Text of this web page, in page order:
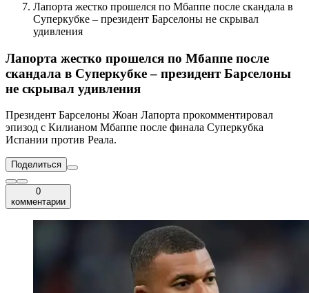
Лапорта жестко прошелся по Мбаппе после скандала в
Суперкубке – президент Барселоны не скрывал
удивления
Лапорта жестко прошелся по Мбаппе после
скандала в Суперкубке – президент Барселоны
не скрывал удивления
Президент Барселоны Жоан Лапорта прокомментировал
эпизод с Килианом Мбаппе после финала Суперкубка
Испании против Реала.
Поделиться
0
комментарии